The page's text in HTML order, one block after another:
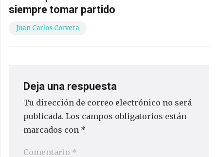
siempre tomar partido
Juan Carlos Corvera
Deja una respuesta
Tu dirección de correo electrónico no será
publicada. Los campos obligatorios están
marcados con *